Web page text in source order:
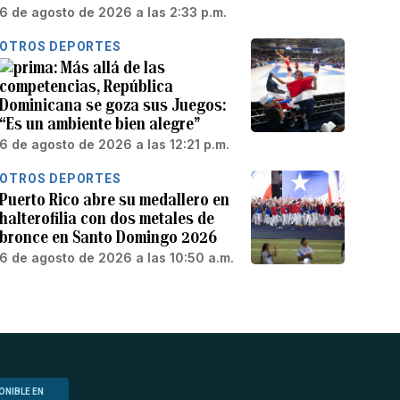
6 de agosto de 2026 a las 2:33 p.m.
OTROS DEPORTES
Más allá de las
competencias, República
Dominicana se goza sus Juegos:
“Es un ambiente bien alegre”
6 de agosto de 2026 a las 12:21 p.m.
OTROS DEPORTES
Puerto Rico abre su medallero en
halterofilia con dos metales de
bronce en Santo Domingo 2026
6 de agosto de 2026 a las 10:50 a.m.
EN